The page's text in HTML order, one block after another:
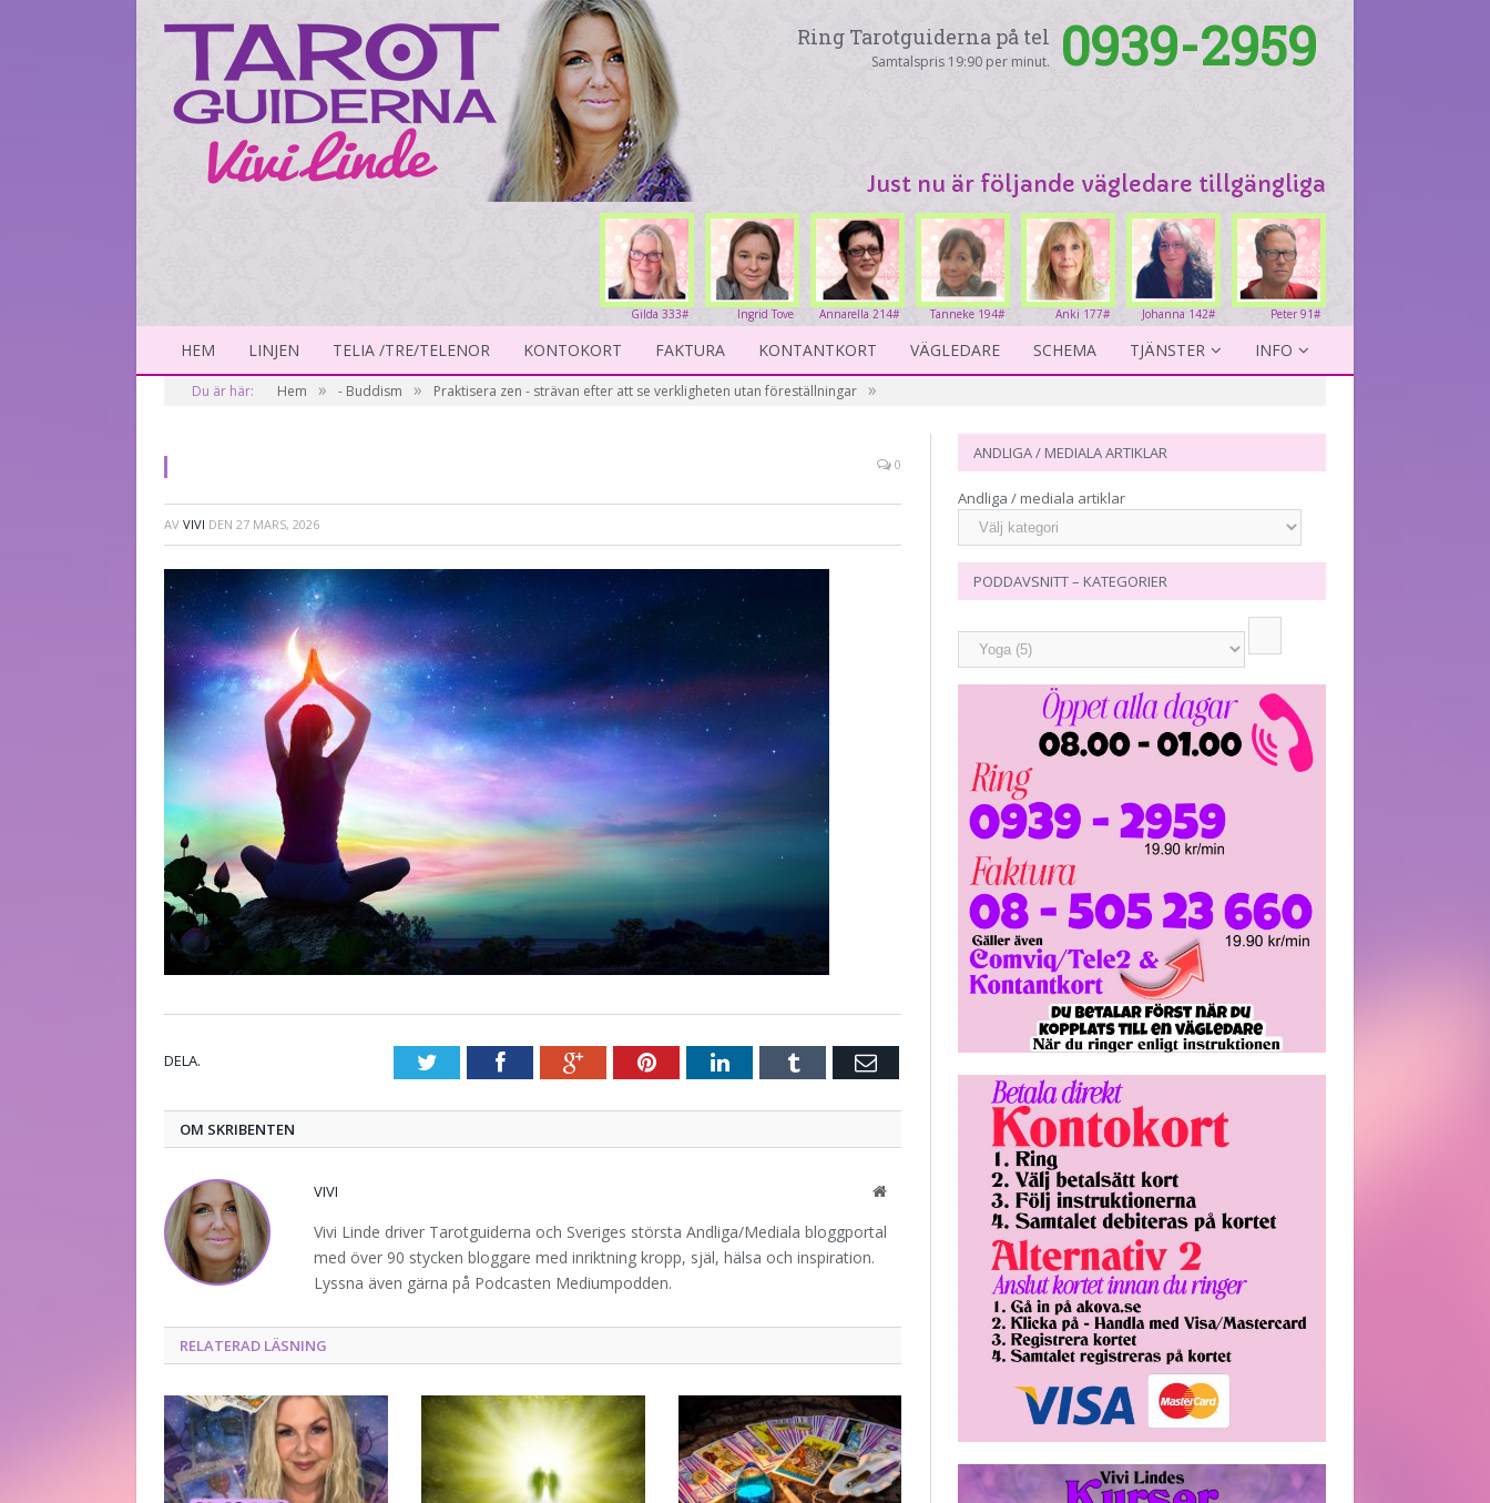
Ring Tarotguiderna på tel
Samtalspris 19:90 per minut. 0939-2959
Just nu är följande vägledare tillgängliga
Peter 91#
Johanna 142#
Anki 177#
Tanneke 194#
Annarella 214#
Ingrid Tove
234#
Gilda 333#
HEM LINJEN TELIA /TRE/TELENOR KONTOKORT FAKTURA KONTANTKORT VÄGLEDARE SCHEMA TJÄNSTER INFO
Du är här: Hem » - Buddism » Praktisera zen - strävan efter att se verkligheten utan föreställningar »
0
AV VIVI DEN 27 MARS, 2026
DELA. TwitterFacebookGoogle+PinterestLinkedInTumblr E-
OM SKRIBENTEN
VIVI Website
Vivi Linde driver Tarotguiderna och Sveriges största Andliga/Mediala bloggportal
med över 90 stycken bloggare med inriktning kropp, själ, hälsa och inspiration.
Lyssna även gärna på Podcasten Mediumpodden.
RELATERAD LÄSNING
ANDLIGA / MEDIALA ARTIKLAR
Andliga / mediala artiklar
PODDAVSNITT – KATEGORIER